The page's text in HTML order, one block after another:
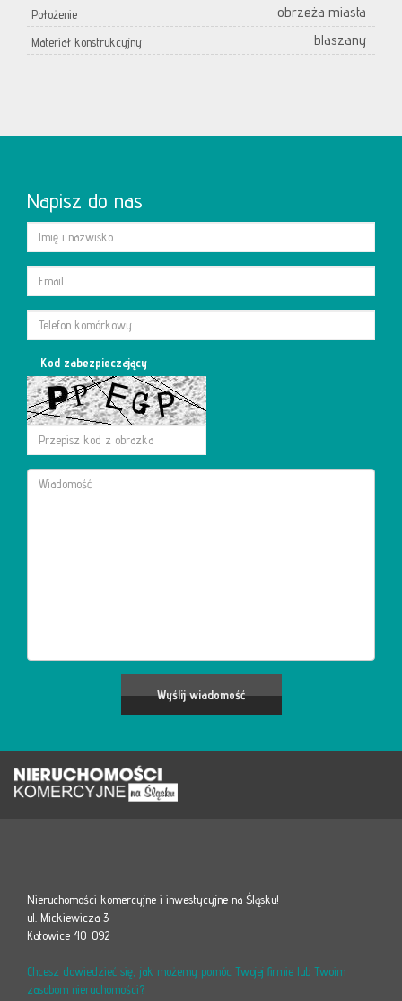
Położenie obrzeża miasta
Materiał konstrukcyjny blaszany
Napisz do nas
Kod zabezpieczający
Nieruchomości komercyjne i inwestycyjne na Śląsku!
ul. Mickiewicza 3
Katowice 40-092
Chcesz dowiedzieć się, jak możemy pomóc Twojej firmie lub Twoim
zasobom nieruchomości?